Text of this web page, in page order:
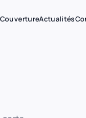
CouvertureActualités